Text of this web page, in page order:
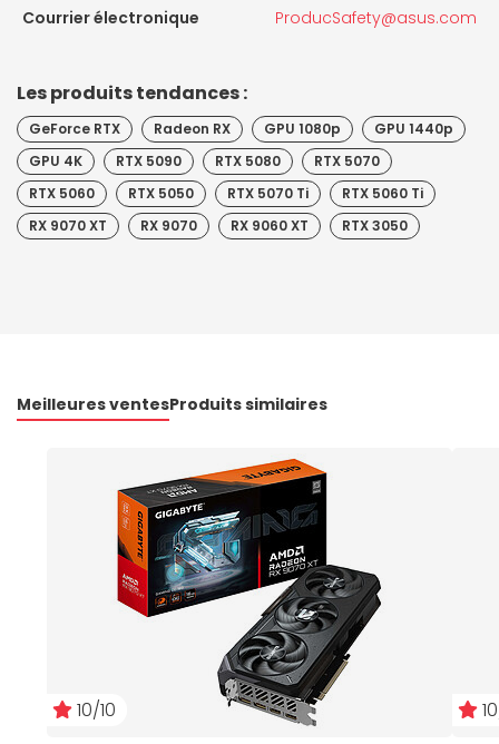
Courrier électronique
ProducSafety@asus.com
Les produits tendances :
GeForce RTX Radeon RX GPU 1080p
GPU 1440p
GPU 4K
RTX 5090 RTX 5080
RTX 5070
RTX 5060
RTX 5050 RTX 5070 Ti
RTX 5060 Ti
RX 9070 XT
RX 9070 RX 9060 XT RTX 3050
Meilleures ventesProduits similaires
10/10